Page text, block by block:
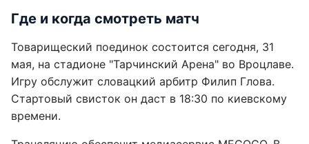
Где и когда смотреть матч
Товарищеский поединок состоится сегодня, 31
мая, на стадионе "Тарчинский Арена" во Вроцлаве.
Игру обслужит словацкий арбитр Филип Глова.
Стартовый свисток он даст в 18:30 по киевскому
времени.